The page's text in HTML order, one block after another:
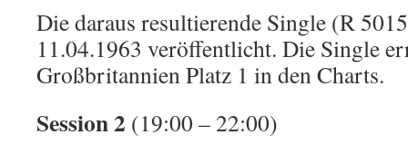
Die daraus resultierende Single (R
11.04.1963 veröffentlicht. Die Single
Großbritannien Platz 1 in den Charts.
Session 2 (19:00 – 22:00)